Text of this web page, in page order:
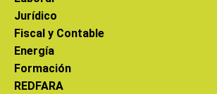
Jurídico
Fiscal y Contable
Energía
Formación
REDFARA